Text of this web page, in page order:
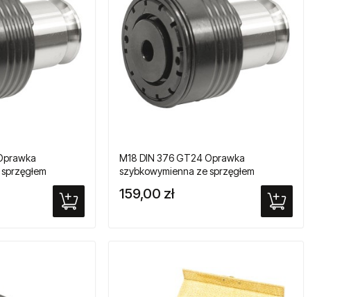
gwintowników
M18 DIN 376 GT24 Oprawka
szybkowymienna ze sprzęgłem
przeciążeniowym do gwintowników
maszynowych
159,00 zł